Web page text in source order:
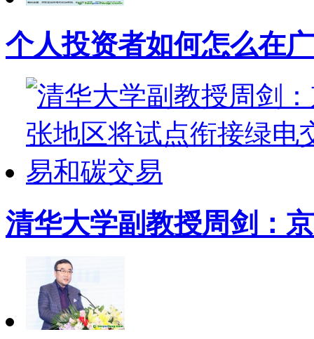
个人投资者如何怎么在
清华大学副教授周剑：